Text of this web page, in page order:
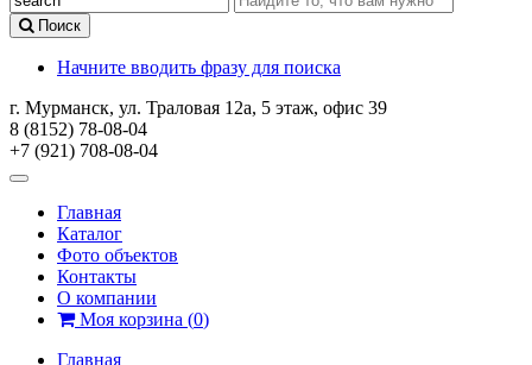
Поиск
Начните вводить фразу для поиска
г. Мурманск, ул. Траловая 12а, 5 этаж, офис 39
8 (8152) 78-08-04
+7 (921) 708-08-04
Главная
Каталог
Фото объектов
Контакты
О компании
Моя корзина (0)
Главная